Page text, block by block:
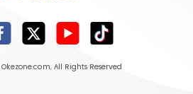
Okezone.com, All Rights Reserved